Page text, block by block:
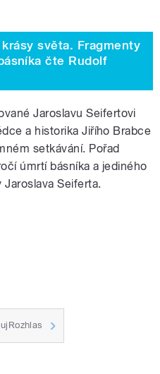
světa. Fragmenty
čte Rudolf
Jaroslavu Seifertovi
a historika Jiřího Brabce
setkávání. Pořad
úmrtí básníka a jediného
Seiferta.